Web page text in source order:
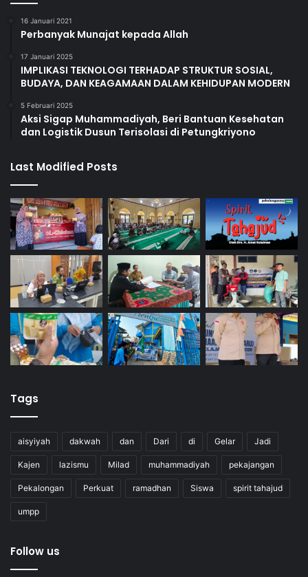
16 Januari 2021
Perbanyak Munajat kepada Allah
17 Januari 2025
IMPLIKASI TEKNOLOGI TERHADAP STRUKTUR SOSIAL,
BUDAYA, DAN KEAGAMAAN DALAM KEHIDUPAN MODERN
5 Februari 2025
Aksi Sigap Muhammadiyah, Beri Bantuan Kesehatan
dan Logistik Dusun Terisolasi di Petungkriyono
Last Modified Posts
Tags
aisyiyah dakwah dan Dari di Gelar Jadi
Kajen lazismu Milad muhammadiyah pekajangan
Pekalongan Perkuat ramadhan Siswa spirit tahajud
umpp
Follow us